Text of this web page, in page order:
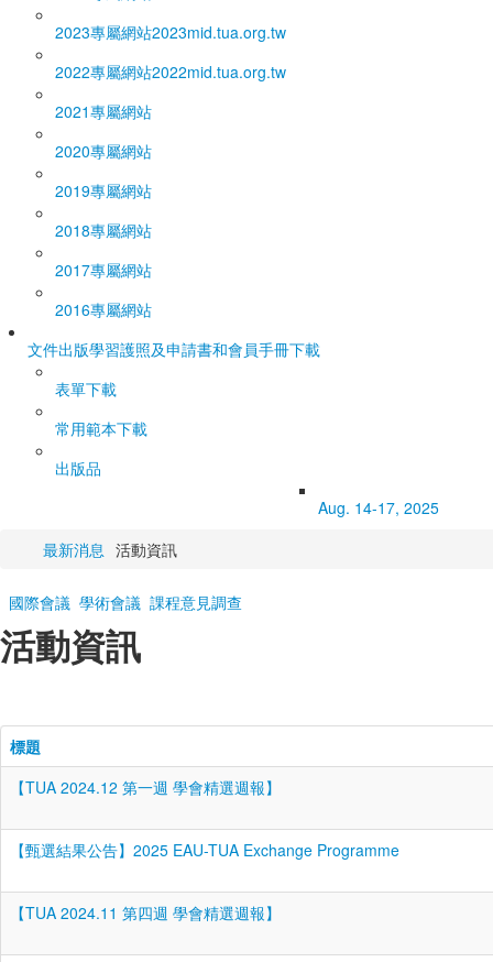
2023專屬網站2023mid.tua.org.tw
2022專屬網站2022mid.tua.org.tw
2021專屬網站
2020專屬網站
2019專屬網站
2018專屬網站
2017專屬網站
2016專屬網站
文件出版學習護照及申請書和會員手冊下載
表單下載
常用範本下載
出版品
Aug. 14-17, 2025
最新消息 活動資訊
國際會議 學術會議 課程意見調查
活動資訊
標題
【TUA 2024.12 第一週 學會精選週報】
【甄選結果公告】2025 EAU-TUA Exchange Programme
【TUA 2024.11 第四週 學會精選週報】